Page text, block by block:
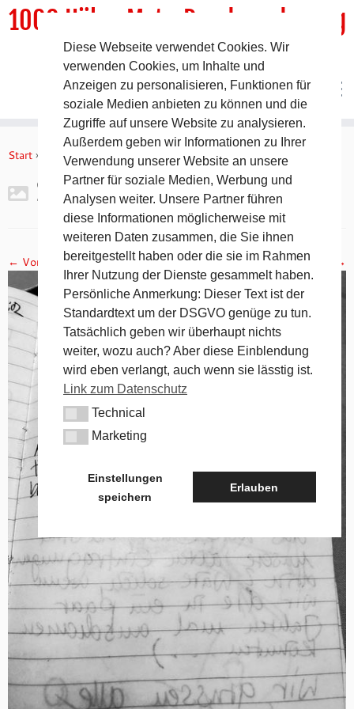
Inhalt
1000 HöhenMeterRundwanderweg
DER Rundwanderweg um Pommelsbrunn
Start » Gipfelbuch Ruine Lichtenstein » 2017-11-05 19.10.04
2017-11-05 19.10.04
← Vorheriges Nächstes →
Diese Webseite verwendet Cookies. Wir
verwenden Cookies, um Inhalte und
Anzeigen zu personalisieren, Funktionen für
soziale Medien anbieten zu können und die
Zugriffe auf unsere Website zu analysieren.
Außerdem geben wir Informationen zu Ihrer
Verwendung unserer Website an unsere
Partner für soziale Medien, Werbung und
Analysen weiter. Unsere Partner führen
diese Informationen möglicherweise mit
weiteren Daten zusammen, die Sie ihnen
bereitgestellt haben oder die sie im Rahmen
Ihrer Nutzung der Dienste gesammelt haben.
Persönliche Anmerkung: Dieser Text ist der
Standardtext um der DSGVO genüge zu tun.
Tatsächlich geben wir überhaupt nichts
weiter, wozu auch? Aber diese Einblendung
wird eben verlangt, auch wenn sie lässtig ist.
Link zum Datenschutz
TechnicalTechnical
MarketingMarketing
Einstellungen
speichern
Erlauben